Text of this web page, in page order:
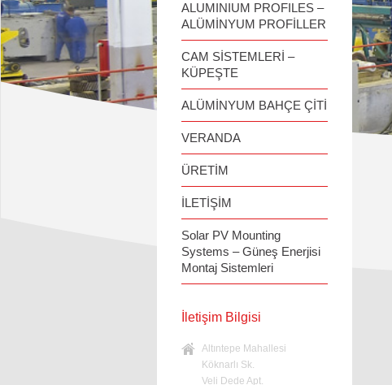
ALUMINIUM PROFILES –
ALÜMİNYUM PROFİLLER
CAM SİSTEMLERİ –
KÜPEŞTE
ALÜMİNYUM BAHÇE ÇİTİ
VERANDA
ÜRETİM
İLETİŞİM
Solar PV Mounting
Systems – Güneş Enerjisi
Montaj Sistemleri
İletişim Bilgisi
Altıntepe Mahallesi
Köknarlı Sk.
Veli Dede Apt.